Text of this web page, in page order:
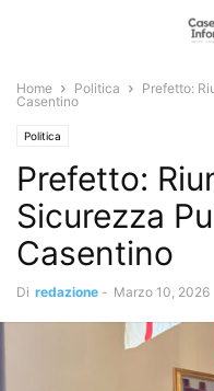
Home Politica
Prefetto:
Casentino
Politica
Prefetto:
Sicurezza
Casentino
Di redazione - Marzo 10, 2026